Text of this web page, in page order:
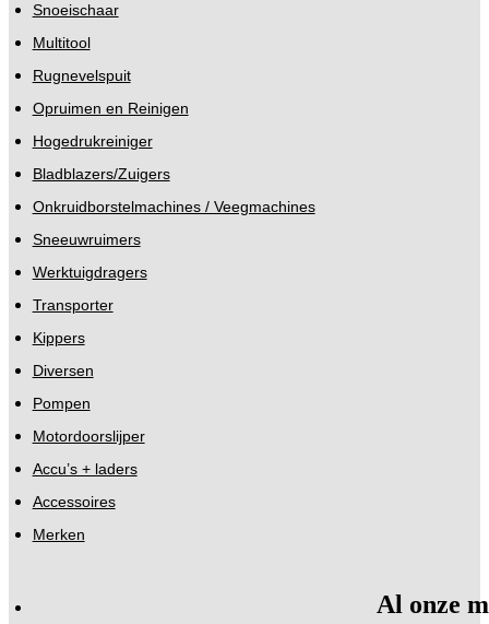
Snoeischaar
Multitool
Rugnevelspuit
Opruimen en Reinigen
Hogedrukreiniger
Bladblazers/Zuigers
Onkruidborstelmachines / Veegmachines
Sneeuwruimers
Werktuigdragers
Transporter
Kippers
Diversen
Pompen
Motordoorslijper
Accu’s + laders
Accessoires
Merken
Al onze